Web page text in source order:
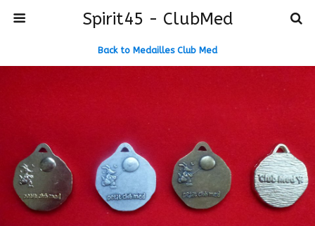
Spirit45 - ClubMed
Back to Medailles Club Med